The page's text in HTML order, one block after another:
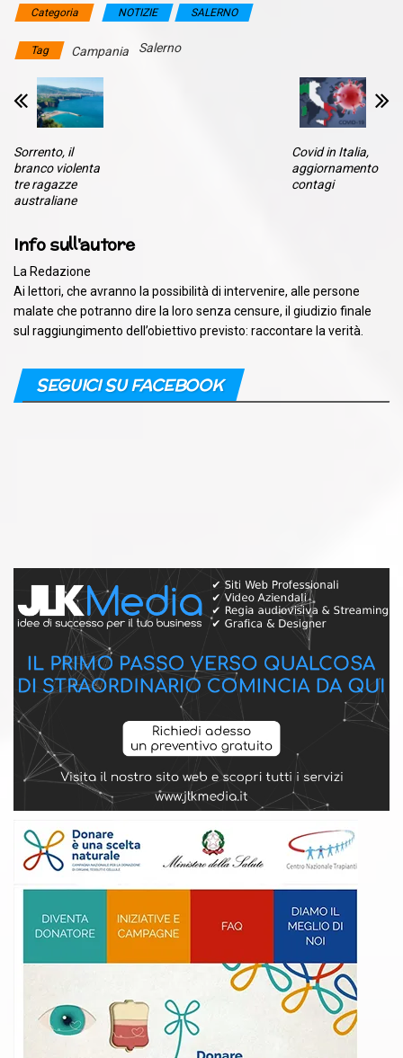
Categoria NOTIZIE SALERNO
Tag Campania Salerno
Sorrento, il
branco violenta
tre ragazze
australiane
Covid in Italia,
aggiornamento
contagi
Info sull'autore
La Redazione
Ai lettori, che avranno la possibilità di intervenire, alle persone
malate che potranno dire la loro senza censure, il giudizio finale
sul raggiungimento dell’obiettivo previsto: raccontare la verità.
SEGUICI SU FACEBOOK